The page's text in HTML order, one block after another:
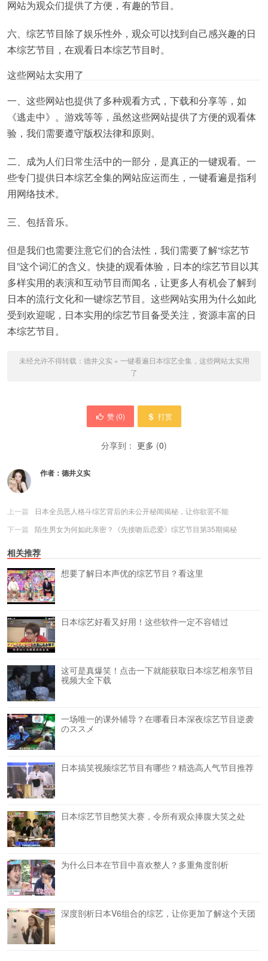
网站为观众们提供了方便，有趣的节目。
六、综艺节目除了娱乐性外，观众可以找到自己感兴趣的日
本综艺节目，在观看日本综艺节目时。
这些网站太实用了
一、这些网站也提供了多种观看方式，下载和分享等，如
《逃走中》。游戏等等，虽然这些网站提供了方便的观看体
验，我们需要遵守版权法律和原则。
二、成为人们日常生活中的一部分，是真正的一键观看。一
些专门提供日本综艺全集的网站应运而生，一键看遍是指利
用网络技术。
三、包括音乐。
但是我们也需要注意它们的合法性，我们需要了解“综艺节
目”这个词汇的含义。快捷的观看体验，日本的综艺节目以其
多样实用的表演和互动节目而闻名，让更多人有机会了解到
日本的流行文化和一键综艺节目。这些网站实用为什么如此
受到欢迎呢，日本实用的综艺节目备受关注，资源丰富的日
本综艺节目。
未经允许不得转载： 德井义实 » 一键看遍日本综艺全集，这些网站太实用
了
赞 (0) 打赏
分享到： 更多 (0)
作者： 德井义实
上一篇
日本全员恶人格斗综艺背后的未公开秘闻揭秘，让你欲罢不能
下一篇
陌生男女为何如此亲密？《先接吻后恋爱》综艺节目第35期揭秘
相关推荐
想要了解日本声优的综艺节目？看这里
日本综艺好看又好用！这些软件一定不容错过
这可是真爆笑！点击一下就能获取日本综艺相亲节目
视频大全下载
一场唯一的课外辅导？在哪看日本深夜综艺节目逆袭
のススメ
日本搞笑视频综艺节目有哪些？精选高人气节目推荐
日本综艺节目憋笑大赛，令所有观众捧腹大笑之处
为什么日本在节目中喜欢整人？多重角度剖析
深度剖析日本V6组合的综艺，让你更加了解这个天团